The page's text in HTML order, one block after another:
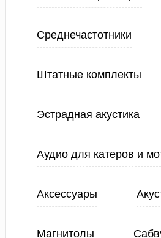
Среднечастотники
Штатные комплекты
Эстрадная акустика
Аудио для катеров и
Аксессуары
Магнитолы